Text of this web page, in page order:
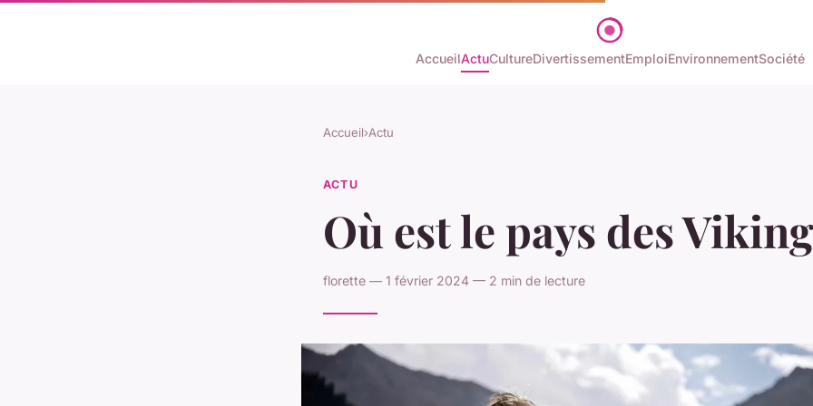
AccueilActuCultureDivertissementEmploiEnvironnementSociété
Accueil›Actu
ACTU
Où est le pays des
florette — 1 février 2024 — 2 min de lecture